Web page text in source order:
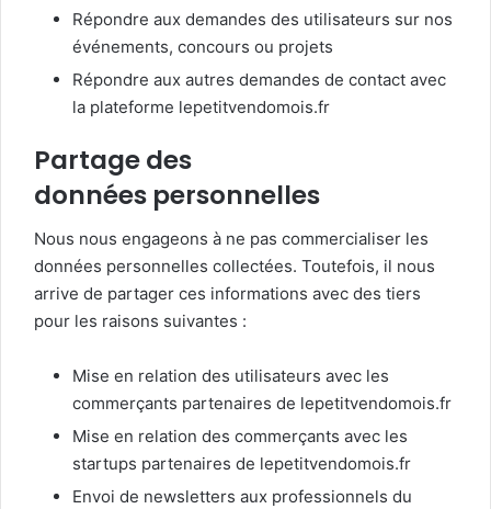
Répondre aux demandes des utilisateurs sur nos
événements, concours ou projets
Répondre aux autres demandes de contact avec
la plateforme lepetitvendomois.fr
Partage des
données personnelles
Nous nous engageons à ne pas commercialiser les
données personnelles collectées. Toutefois, il nous
arrive de partager ces informations avec des tiers
pour les raisons suivantes :
Mise en relation des utilisateurs avec les
commerçants partenaires de lepetitvendomois.fr
Mise en relation des commerçants avec les
startups partenaires de lepetitvendomois.fr
Envoi de newsletters aux professionnels du